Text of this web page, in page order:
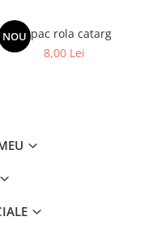
NOUCapac rola catarg
8,00 Lei